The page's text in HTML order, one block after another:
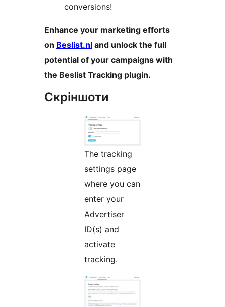
conversions!
Enhance your marketing efforts
on Beslist.nl and unlock the full
potential of your campaigns with
the Beslist Tracking plugin.
Скріншоти
The tracking
settings page
where you can
enter your
Advertiser
ID(s) and
activate
tracking.